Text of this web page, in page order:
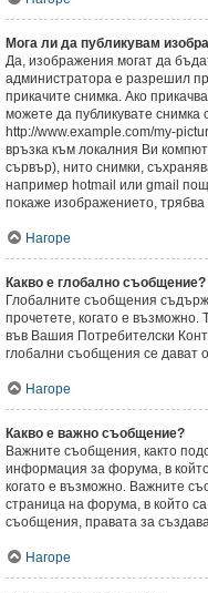
Мога ли да публикувам
Да, изображения могат да
администратора е разрешил
прикачите снимка. Ако
можете да публикувате
http://www.example.com/my-
връзка към локалния Ви
сървър), нито снимки,
например hotmail или gmail
покаже изображението, трябва
Нагоре
Какво е глобално съобщение?
Глобалните съобщения
прочетете, когато е възможно.
във Вашия Потребителски
глобални съобщения се дават
Нагоре
Какво е важно съобщение?
Важните съобщения, както
информация за форума, в
когато е възможно. Важните
страница на форума, в който
съобщения, правата за
Нагоре